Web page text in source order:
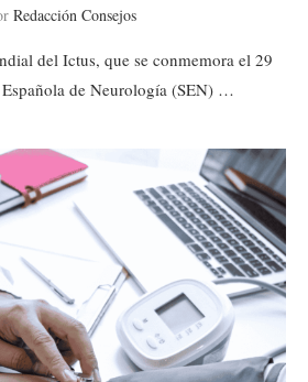
Redacción Consejos
del Ictus, que se conmemora el 29
de Neurología (SEN) …